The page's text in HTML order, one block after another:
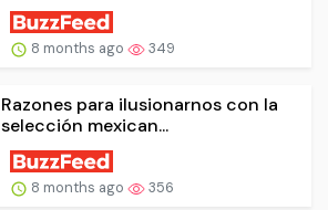
8 months ago 349
Razones para ilusionarnos con la
selección mexican...
8 months ago 356